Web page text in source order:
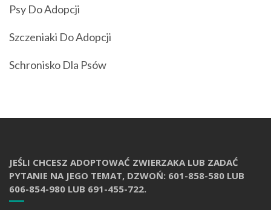
Psy Do Adopcji
Szczeniaki Do Adopcji
Schronisko Dla Psów
JEŚLI CHCESZ ADOPTOWAĆ ZWIERZAKA LUB ZADAĆ
PYTANIE NA JEGO TEMAT, DZWOŃ: 601-858-580 LUB
606-854-980 LUB 691-455-722.